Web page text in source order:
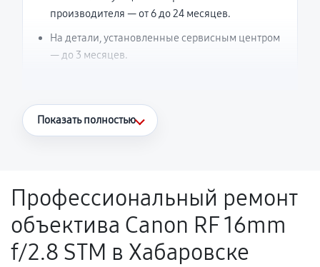
производителя — от 6 до 24 месяцев.
На детали, установленные сервисным центром
— до 3 месяцев.
Что считается гарантийным случаем
Поломка установленной детали при
нормальной эксплуатации в течение
гарантийного срока.
Несоответствие комплектующей заявленным
Показать полностью
Профессиональный ремонт
объектива Canon RF 16mm
f/2.8 STM в Хабаровске